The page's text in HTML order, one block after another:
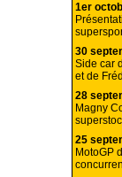
1er
30
Side car
et de
28
Magny
25
MotoGP